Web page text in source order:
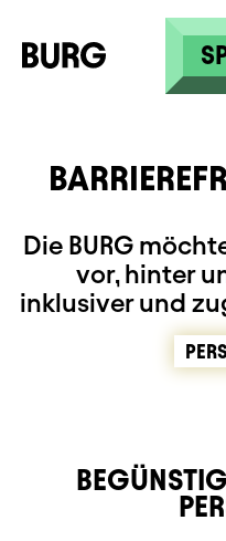
Skip to main
Die BURG
vor, hinter
inklusiver und